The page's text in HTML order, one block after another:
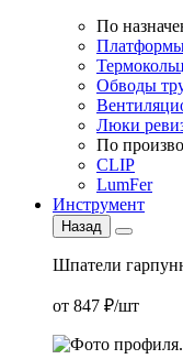
По
Обводы
Люки
По
CLIP
LumFer
Инструмент
Назад
Шпатели
от 847 ₽/шт